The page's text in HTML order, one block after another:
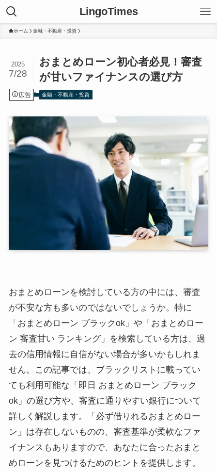
LingoTimes
ホーム 金融・不動産・投資
おまとめローン初心者必見！審査
が甘いファイナンスの選び方
2025
7/28
広告 金融・不動産・投資
おまとめローンを検討している方の中には、審査
が不安な方も多いのではないでしょうか。特に
「おまとめローン ブラックok」や「おまとめロー
ン 審査甘い ランキング」を検索している方は、過
去の信用情報に自信がない場合が多いかもしれま
せん。この記事では、ブラックリストに載ってい
ても利用可能な「即日 おまとめローン ブラック
ok」の選び方や、審査に通りやすい銀行について
詳しく解説します。「必ず借りれるおまとめロー
ン」は存在しないものの、審査基準が柔軟なファ
イナンスもありますので、あなたに合ったおまと
めローンを見つけるためのヒントを提供します。